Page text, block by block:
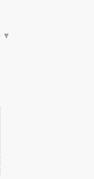
▼